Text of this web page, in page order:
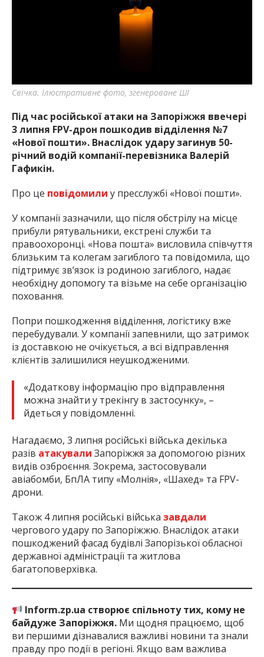
найважливішу інформацію про події
міста Запоріжжя та області.
Свічка. Ілюстративне фото, згенероване ШІ
Під час російської атаки на Запоріжжя ввечері
3 липня FPV-дрон пошкодив відділення №7
«Нової пошти». Внаслідок удару загинув 50-
річний водій компанії-перевізника Валерій
Гафикін.
Про це повідомили у пресслужбі «Нової пошти».
У компанії зазначили, що після обстрілу на місце
прибули рятувальники, екстрені служби та
правоохоронці. «Нова пошта» висловила співчуття
близьким та колегам загиблого та повідомила, що
підтримує зв’язок із родиною загиблого, надає
необхідну допомогу та візьме на себе організацію
поховання.
Попри пошкодження відділення, логістику вже
перебудували. У компанії запевнили, що затримок
із доставкою не очікується, а всі відправлення
клієнтів залишилися неушкодженими.
«Додаткову інформацію про відправлення
можна знайти у трекінгу в застосунку», –
йдеться у повідомленні.
Нагадаємо, 3 липня російські війська декілька
разів атакували Запоріжжя за допомогою різних
видів озброєння. Зокрема, застосовували
авіабомби, БпЛА типу «Молнія», «Шахед» та FPV-
дрони.
Також 4 липня російські війська завдали
чергового удару по Запоріжжю. Внаслідок атаки
пошкоджений фасад будівлі Запорізької обласної
державної адміністрації та житлова
багатоповерхівка.
Inform.zp.ua створює спільноту тих, кому не
байдуже Запоріжжя. Ми щодня працюємо, щоб
ви першими дізнавалися важливі новини та знали
правду про події в регіоні. Якщо вам важлива